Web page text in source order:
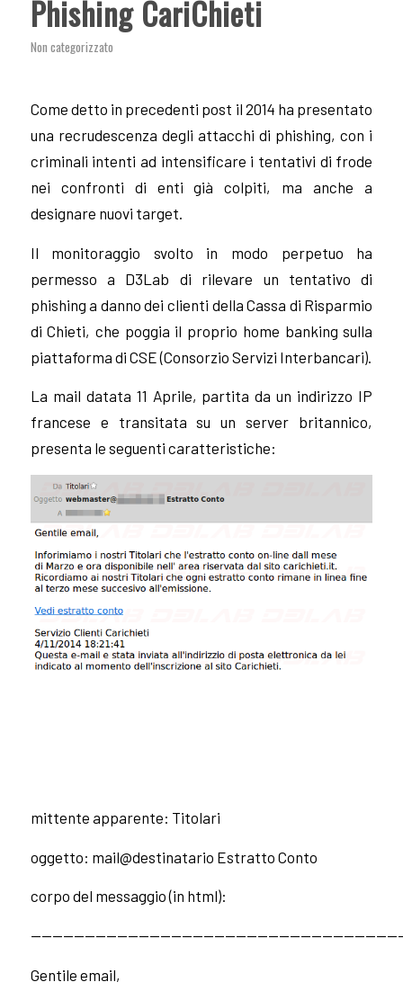
Phishing CariChieti
Non categorizzato
Come detto in precedenti post il 2014 ha presentato
una recrudescenza degli attacchi di phishing, con i
criminali intenti ad intensificare i tentativi di frode
nei confronti di enti già colpiti, ma anche a
designare nuovi target.
Il monitoraggio svolto in modo perpetuo ha
permesso a D3Lab di rilevare un tentativo di
phishing a danno dei clienti della Cassa di Risparmio
di Chieti, che poggia il proprio home banking sulla
piattaforma di CSE (Consorzio Servizi Interbancari).
La mail datata 11 Aprile, partita da un indirizzo IP
francese e transitata su un server britannico,
presenta le seguenti caratteristiche:
mittente apparente: Titolari
oggetto: mail@destinatario Estratto Conto
corpo del messaggio (in html):
Gentile email,